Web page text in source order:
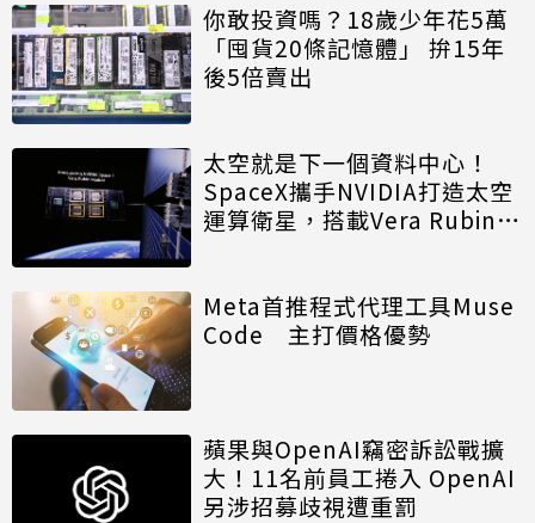
你敢投資嗎？18歲少年花5萬
「囤貨20條記憶體」 拚15年
後5倍賣出
太空就是下一個資料中心！
SpaceX攜手NVIDIA打造太空
運算衛星，搭載Vera Rubin運
Meta首推程式代理工具Muse
Code 主打價格優勢
蘋果與OpenAI竊密訴訟戰擴
大！11名前員工捲入 OpenAI
另涉招募歧視遭重罰